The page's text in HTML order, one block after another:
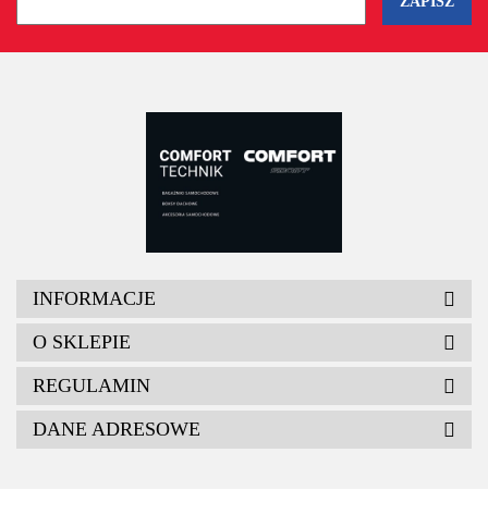
INFORMACJE
O SKLEPIE
REGULAMIN
DANE ADRESOWE